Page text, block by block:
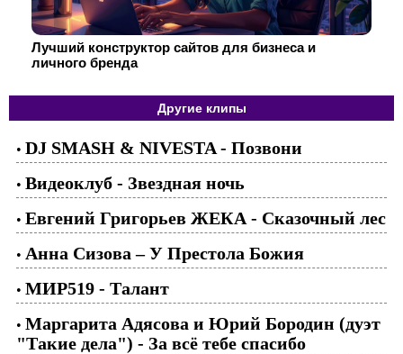
Лучший конструктор сайтов для бизнеса и
личного бренда
Другие клипы
• DJ SMASH & NIVESTA - Позвони
• Видеоклуб - Звездная ночь
• Евгений Григорьев ЖЕКА - Сказочный лес
• Анна Сизова – У Престола Божия
• МИР519 - Талант
• Маргарита Адясова и Юрий Бородин (дуэт
"Такие дела") - За всё тебе спасибо